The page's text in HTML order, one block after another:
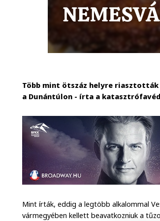
Több mint ötszáz helyre
a Dunántúlon - írta a
Mint írták, eddig a legtöbb alkalommal
vármegyében kellett beavatkozniuk a